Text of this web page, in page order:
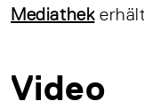
Mediathek
Video